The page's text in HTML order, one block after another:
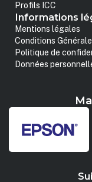
Profils ICC
Informations
Mentions légales
Conditions
Politique de
Données